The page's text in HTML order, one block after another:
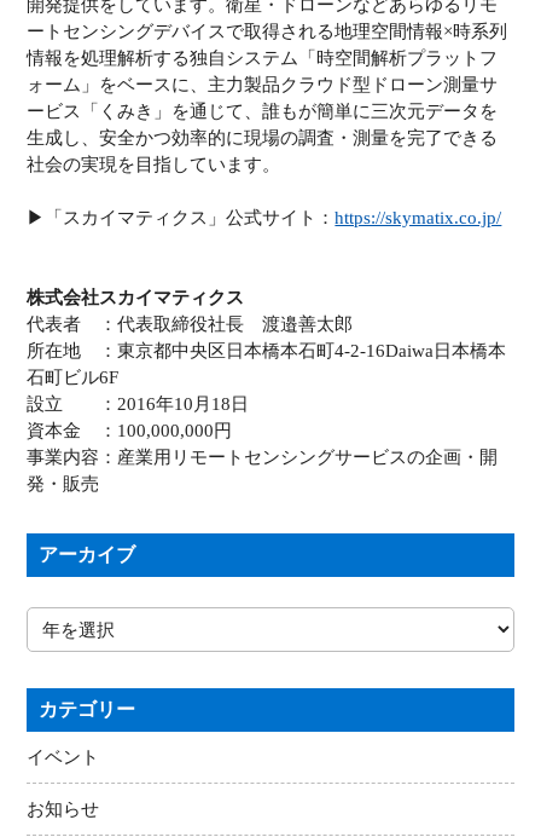
開発提供をしています。衛星・ドローンなどあらゆるリモ
ートセンシングデバイスで取得される地理空間情報×時系列
情報を処理解析する独自システム「時空間解析プラットフ
ォーム」をベースに、主力製品クラウド型ドローン測量サ
ービス「くみき」を通じて、誰もが簡単に三次元データを
生成し、安全かつ効率的に現場の調査・測量を完了できる
社会の実現を目指しています。
▶︎「スカイマティクス」公式サイト：https://skymatix.co.jp/
株式会社スカイマティクス
代表者 ：代表取締役社長 渡邉善太郎
所在地 ：東京都中央区日本橋本石町4-2-16Daiwa日本橋本
石町ビル6F
設立 ：2016年10月18日
資本金 ：100,000,000円
事業内容：産業用リモートセンシングサービスの企画・開
発・販売
アーカイブ
カテゴリー
イベント
お知らせ